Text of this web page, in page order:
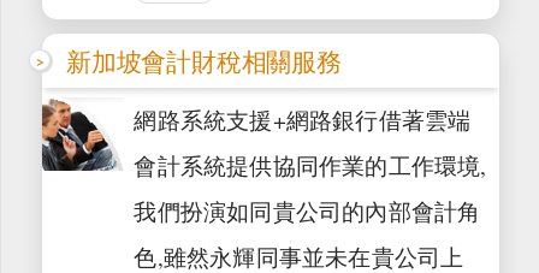
新加坡會計財稅相關服務
網路系統支援+網路銀行借著雲端
會計系統提供協同作業的工作環境,
我們扮演如同貴公司的內部會計角
色,雖然永輝同事並未在貴公司上